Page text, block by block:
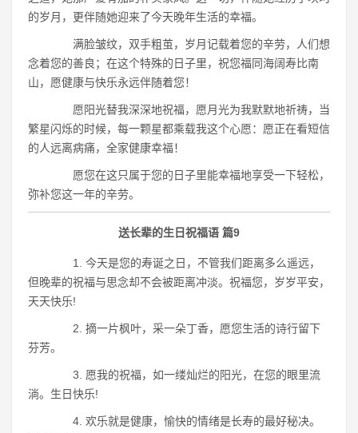
的岁月，更伴随她迎来了今天晚年生活的幸福。
满脸皱纹，双手粗茧，岁月记载着您的辛劳，人们想
念着您的善良；在这个特殊的日子里，祝您福同海阔寿比南
山，愿健康与快乐永远伴随着您！
愿阳光替我深深地祝福，愿月光为我默默地祈祷，当
繁星闪烁的时候，每一颗星都乘载我这个心愿：愿正在看短信
的人远离病痛，全家健康幸福！
愿您在这只属于您的日子里能幸福地享受一下轻松，
弥补您这一年的辛劳。
送长辈的生日祝福语 篇9
1. 今天是您的寿诞之日，不管我们距离多么遥远，
但晚辈的祝福与思念却不会被距离冲淡。祝福您，岁岁平安，
天天快乐!
2. 摘一片枫叶，采一朵丁香，愿您生活的诗行留下
芬芳。
3. 愿我的祝福，如一缕灿烂的阳光，在您的眼里流
淌。生日快乐!
4. 欢乐就是健康，愉快的情绪是长寿的最好秘决。